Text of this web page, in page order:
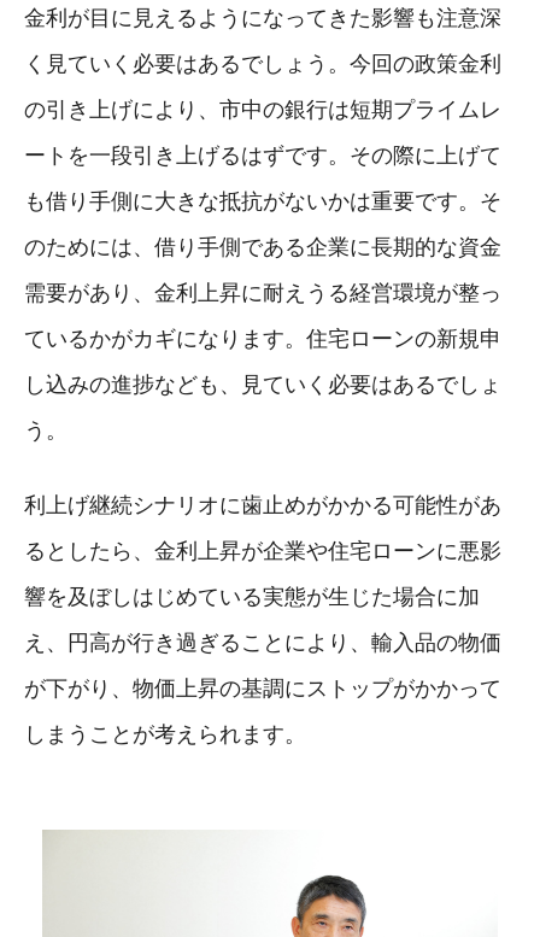
金利が目に見えるようになってきた影響も注意深
く見ていく必要はあるでしょう。今回の政策金利
の引き上げにより、市中の銀行は短期プライムレ
ートを一段引き上げるはずです。その際に上げて
も借り手側に大きな抵抗がないかは重要です。そ
のためには、借り手側である企業に長期的な資金
需要があり、金利上昇に耐えうる経営環境が整っ
ているかがカギになります。住宅ローンの新規申
し込みの進捗なども、見ていく必要はあるでしょ
う。
利上げ継続シナリオに歯止めがかかる可能性があ
るとしたら、金利上昇が企業や住宅ローンに悪影
響を及ぼしはじめている実態が生じた場合に加
え、円高が行き過ぎることにより、輸入品の物価
が下がり、物価上昇の基調にストップがかかって
しまうことが考えられます。